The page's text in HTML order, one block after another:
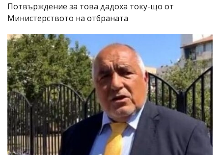
Потвърждение за това дадоха току-що от
Министерството на отбраната